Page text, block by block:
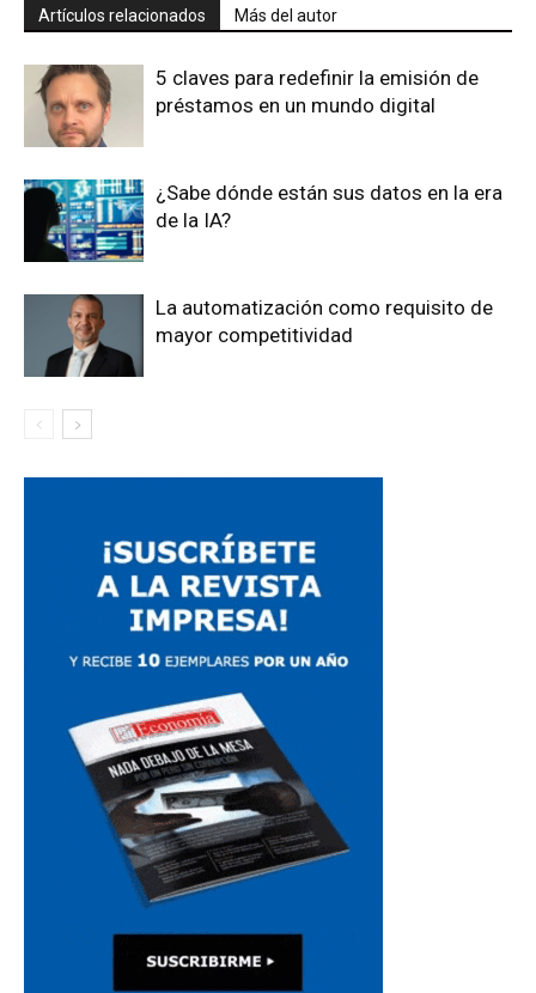
Artículos relacionados Más del autor
5 claves para redefinir la emisión de
préstamos en un mundo digital
¿Sabe dónde están sus datos en la era
de la IA?
La automatización como requisito de
mayor competitividad